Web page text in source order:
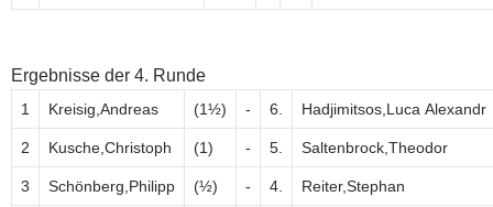
Ergebnisse der 4. Runde
1 Kreisig,Andreas (1½) - 6. Hadjimitsos,Luca Alexandr
2 Kusche,Christoph (1) - 5. Saltenbrock,Theodor
3 Schönberg,Philipp (½) - 4. Reiter,Stephan